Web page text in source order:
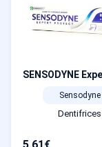
Sensodyne
Dentifrices